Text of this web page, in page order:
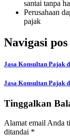
santai tanpa
Perusahaan
pajak
Navigasi pos
Jasa Konsultan Pajak
Jasa Konsultan Pajak
Tinggalkan
Alamat email Anda
ditandai *